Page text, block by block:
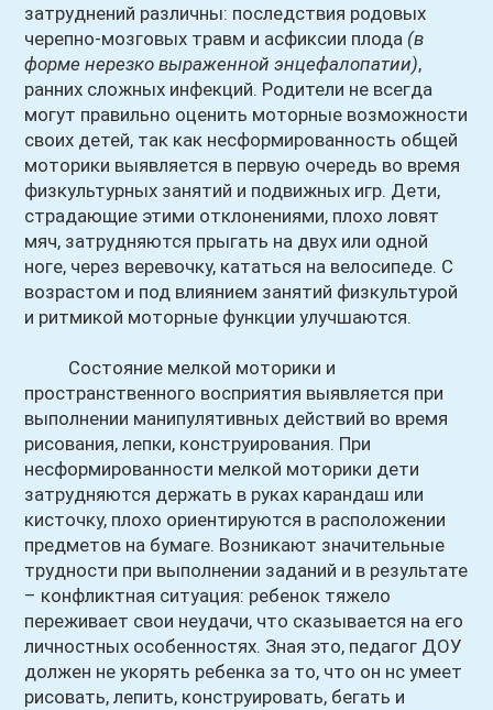
затруднений различны: последствия родовых
черепно-мозговых травм и асфиксии плода (в
форме нерезко выраженной энцефалопатии),
ранних сложных инфекций. Родители не всегда
могут правильно оценить моторные возможности
своих детей, так как несформированность общей
моторики выявляется в первую очередь во время
физкультурных занятий и подвижных игр. Дети,
страдающие этими отклонениями, плохо ловят
мяч, затрудняются прыгать на двух или одной
ноге, через веревочку, кататься на велосипеде. С
возрастом и под влиянием занятий физкультурой
и ритмикой моторные функции улучшаются.
Состояние мелкой моторики и
пространственного восприятия выявляется при
выполнении манипулятивных действий во время
рисования, лепки, конструирования. При
несформированности мелкой моторики дети
затрудняются держать в руках карандаш или
кисточку, плохо ориентируются в расположении
предметов на бумаге. Возникают значительные
трудности при выполнении заданий и в результате
– конфликтная ситуация: ребенок тяжело
переживает свои неудачи, что сказывается на его
личностных особенностях. Зная это, педагог ДОУ
должен не укорять ребенка за то, что он нс умеет
рисовать, лепить, конструировать, бегать и